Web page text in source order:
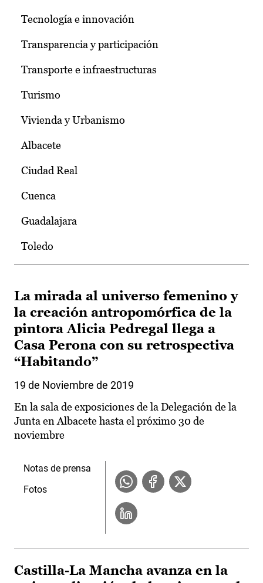
Tecnología e innovación
Transparencia y participación
Transporte e infraestructuras
Turismo
Vivienda y Urbanismo
Albacete
Ciudad Real
Cuenca
Guadalajara
Toledo
La mirada al universo femenino y
la creación antropomórfica de la
pintora Alicia Pedregal llega a
Casa Perona con su retrospectiva
“Habitando”
19 de Noviembre de 2019
En la sala de exposiciones de la Delegación de la
Junta en Albacete hasta el próximo 30 de
noviembre
Notas de prensa
Fotos
Castilla-La Mancha avanza en la